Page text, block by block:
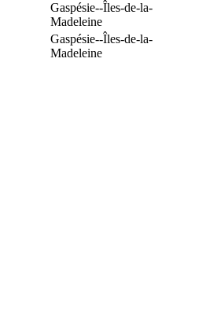
Gaspésie--Îles-de-la-
Madeleine
Gaspésie--Îles-de-la-
Madeleine